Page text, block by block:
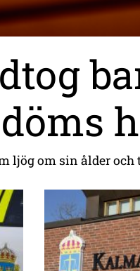
ljög om sin ålder